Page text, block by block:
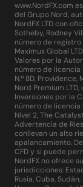
www.NordFX.com
del Grupo Nord,
NordFX LTD con
Sotheby, Rodney
número de
Maximus Global
Valores por la
número de licencia
N.º 8D, Providence,
Nord Premium
Inversiones por la
número de licencia
Nivel 2, The
Advertencia de
conllevan un alto
apalancamiento.
CFD y si puede
NordFX no ofrece
jurisdicciones:
Rusia, Cuba,